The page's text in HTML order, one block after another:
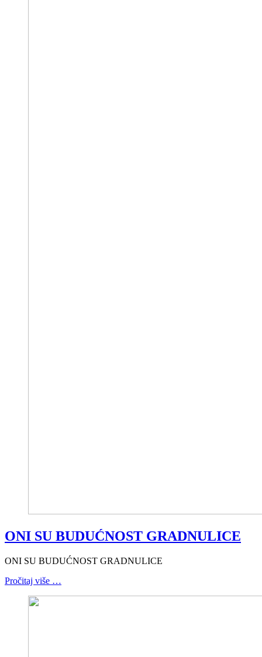
ONI SU BUDUĆNOST GRADNULICE
ONI SU BUDUĆNOST GRADNULICE
Pročitaj više …